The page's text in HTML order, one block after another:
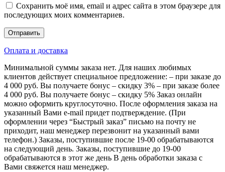
Сохранить моё имя, email и адрес сайта в этом браузере для
последующих моих комментариев.
Оплата и доставка
Минимальной суммы заказа нет. Для наших любимых
клиентов действует специальное предложение: – при заказе до
4 000 руб. Вы получаете бонус – скидку 3% – при заказе более
4 000 руб. Вы получаете бонус – скидку 5% Заказ онлайн
можно оформить круглосуточно. После оформления заказа на
указанный Вами e-mail придет подтверждение. (При
оформлении через “Быстрый заказ” письмо на почту не
приходит, наш менеджер перезвонит на указанный вами
телефон.) Заказы, поступившие после 19-00 обрабатываются
на следующий день. Заказы, поступившие до 19-00
обрабатываются в этот же день В день обработки заказа с
Вами свяжется наш менеджер.